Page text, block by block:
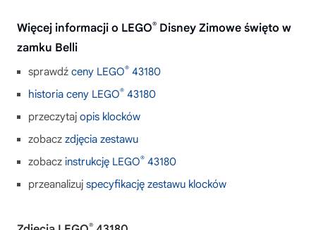
Więcej informacji o LEGO® Disney Zimowe święto w
zamku Belli
sprawdź ceny LEGO® 43180
historia ceny LEGO® 43180
przeczytaj opis klocków
zobacz zdjęcia zestawu
zobacz instrukcję LEGO® 43180
przeanalizuj specyfikację zestawu klocków
®